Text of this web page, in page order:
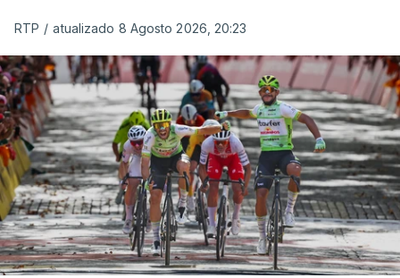
RTP / atualizado 8 Agosto 2026, 20:23